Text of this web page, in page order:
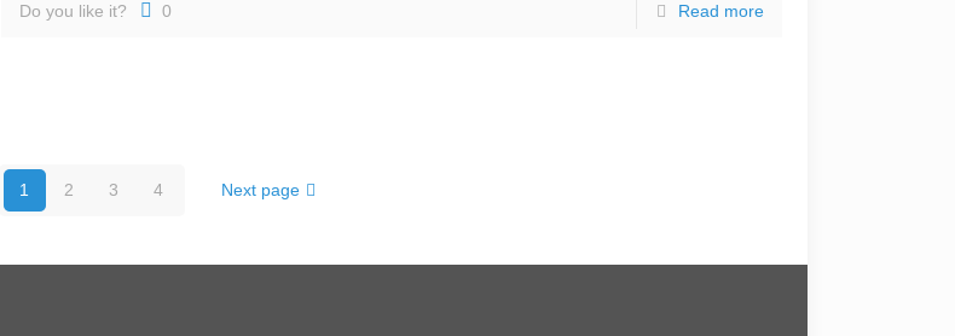
Do you like it? 0 Read more
1 2 3 4 Next page